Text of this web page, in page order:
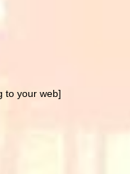
กัม กะนะปัตตะเย นะมาฮา
THEATRE (unofficial mv
to your web]